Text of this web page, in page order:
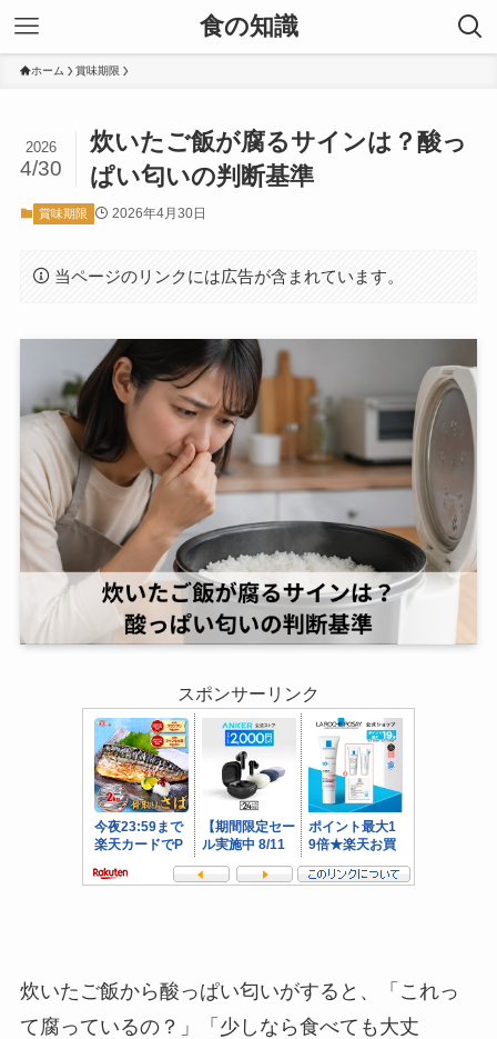
食の知識
ホーム 賞味期限
炊いたご飯が腐るサインは？酸っ
ぱい匂いの判断基準
2026
4/30
賞味期限 2026年4月30日
当ページのリンクには広告が含まれています。
スポンサーリンク
炊いたご飯から酸っぱい匂いがすると、「これっ
て腐っているの？」「少しなら食べても大丈